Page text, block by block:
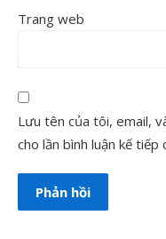
Trang web
Lưu tên của tôi, email,
cho lần bình luận kế tiếp